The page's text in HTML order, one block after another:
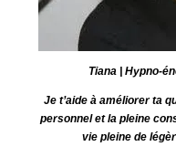
Tiana | Hypno-
Je t’aide à améliorer ta
personnel et la pleine
vie pleine de